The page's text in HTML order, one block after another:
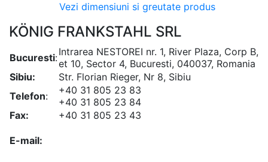
Vezi dimensiuni si greutate produs
KÖNIG FRANKSTAHL SRL
Bucuresti:Intrarea NESTOREI nr. 1, River Plaza, Corp B,
et 10, Sector 4, Bucuresti, 040037, Romania
Sibiu:
Str. Florian Rieger, Nr 8, Sibiu
Telefon:
+40 31 805 23 83
+40 31 805 23 84
Fax:
+40 31 805 23 43
E-mail: